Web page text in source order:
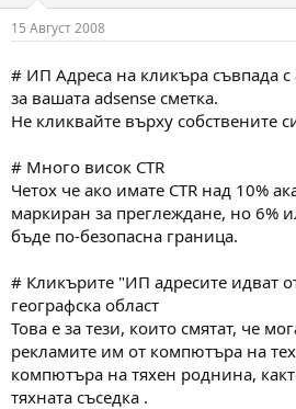
д
т
а
15 Август 2008
# ИП Адреса на кликъра съвпада с
за вашата adsense сметка.
Не кликвайте върху собствените
# Много висок CTR
Четох че ако имате CTR над 10%
маркиран за преглеждане, но 6%
бъде по-безопасна граница.
# Кликърите "ИП адресите идват
географска област
Това е за тези, които смятат, че
рекламите им от компютъра на
компютъра на тяхен роднина,
тяхната съседка .